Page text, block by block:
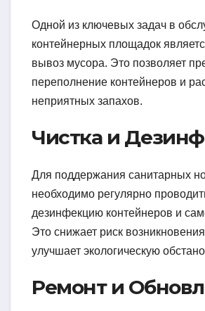
Одной из ключевых задач в
контейнерных площадок
вывоз мусора. Это позволяет
переполнение контейнеров и
неприятных запахов.
Чистка и
Для поддержания санитарных
необходимо регулярно
дезинфекцию контейнеров и
Это снижает риск
улучшает экологическую
Ремонт и